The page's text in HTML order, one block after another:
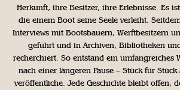
Herkunft, ihre Besitzer, ihre Erlebnisse. Es ist
die einem Boot seine Seele verleiht.
Interviews mit Bootsbauern, Werftbesitzern
geführt und in Archiven, Bibliotheken
recherchiert. So entstand ein umfangreiches
nach einer längeren Pause – Stück für
veröffentliche. Jede Geschichte bleibt offen,